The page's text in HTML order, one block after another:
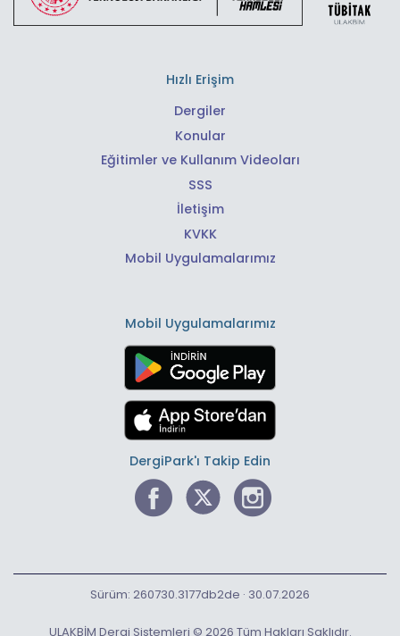
Hızlı Erişim
Dergiler
Konular
Eğitimler ve Kullanım Videoları
SSS
İletişim
KVKK
Mobil Uygulamalarımız
Mobil Uygulamalarımız
DergiPark'ı Takip Edin
ULAKBİM Dergi Sistemleri © 2026 Tüm Hakları Saklıdır.
Sürüm: 260730.3177db2de · 30.07.2026